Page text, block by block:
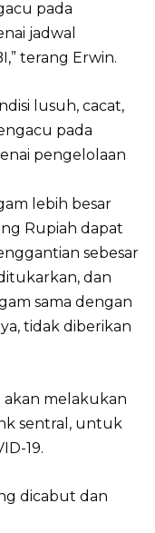
pada
jadwal
terang Erwin.
lusuh, cacat,
pada
pengelolaan
lebih besar
Rupiah dapat
sebesar
dan
sama dengan
tidak diberikan
akan melakukan
sentral, untuk
19.
dicabut dan